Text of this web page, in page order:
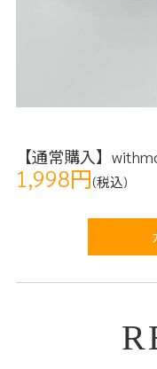
【通常購入】
1,998円(税込)